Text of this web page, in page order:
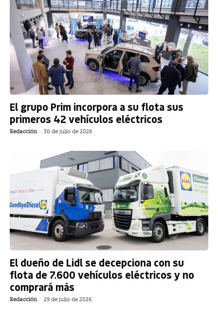
El grupo Prim incorpora a su flota sus
primeros 42 vehículos eléctricos
Redacción - 30 de julio de 2026
El dueño de Lidl se decepciona con su
flota de 7.600 vehículos eléctricos y no
comprará más
Redacción - 29 de julio de 2026